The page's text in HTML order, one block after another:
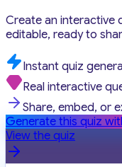
Create an interactive
editable, ready to
Instant quiz
Real interactive
Share, embed, or
Generate this quiz
View the quiz